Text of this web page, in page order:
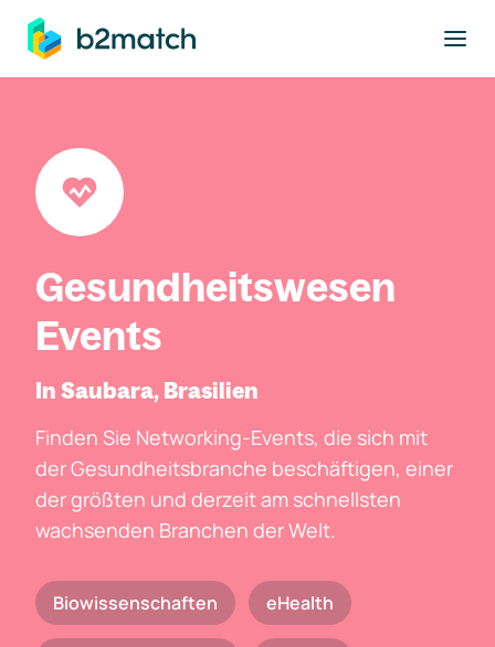
springen
Gesundheitswesen
Events
In Saubara, Brasilien
Finden Sie Networking-Events, die sich mit
der Gesundheitsbranche beschäftigen, einer
der größten und derzeit am schnellsten
wachsenden Branchen der Welt.
Biowissenschaften eHealth